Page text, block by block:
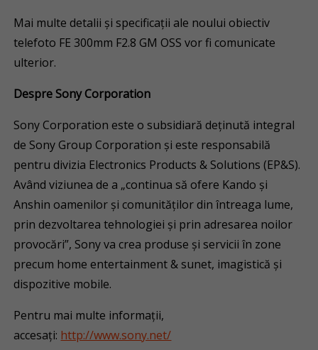
Mai multe detalii și specificații ale noului obiectiv
telefoto FE 300mm F2.8 GM OSS vor fi comunicate
ulterior.
Despre Sony Corporation
Sony Corporation este o subsidiară deținută integral
de Sony Group Corporation și este responsabilă
pentru divizia Electronics Products & Solutions (EP&S).
Având viziunea de a „continua să ofere Kando și
Anshin oamenilor și comunităților din întreaga lume,
prin dezvoltarea tehnologiei și prin adresarea noilor
provocări”, Sony va crea produse și servicii în zone
precum home entertainment & sunet, imagistică și
dispozitive mobile.
Pentru mai multe informații,
accesați: http://www.sony.net/